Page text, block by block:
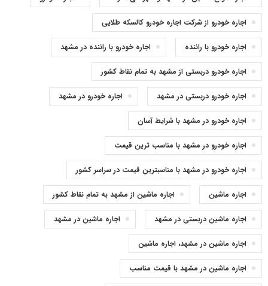
اجاره خودرو از شرکت اجاره خودرو کالسکه طلایی
اجاره خودرو با راننده اجاره خودرو با راننده در مشهد
اجاره خودرو دربستی از مشهد به تمام نقاط کشور
اجاره خودرو دربستی در مشهد اجاره خودرو در مشهد
اجاره خودرو در مشهد با شرایط آسان
اجاره خودرو در مشهد با مناسب ترین قیمت
اجاره خودرو در مشهد با مناسبترین قیمت در سراسر کشور
اجاره ماشین اجاره ماشین از مشهد به تمام نقاط کشور
اجاره ماشین دربستی در مشهد اجاره ماشین در مشهد
اجاره ماشین در مشهد، اجاره ماشین
اجاره ماشین در مشهد با قیمت مناسب